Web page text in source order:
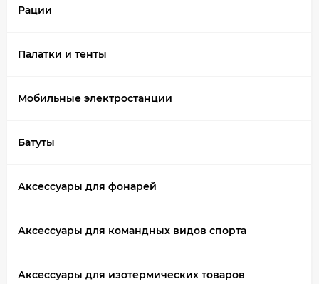
Рации
Палатки и тенты
Мобильные электростанции
Батуты
Аксессуары для фонарей
Аксессуары для командных видов спорта
Аксессуары для изотермических товаров